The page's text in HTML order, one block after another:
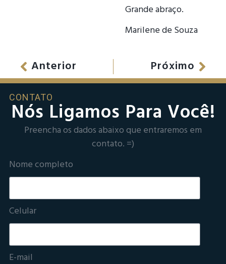
Grande abraço.
Marilene de Souza
Anterior Próximo
CONTATO
Nós Ligamos Para Você!
Preencha os dados abaixo que entraremos em
contato. =)
Nome completo
Celular
E-mail